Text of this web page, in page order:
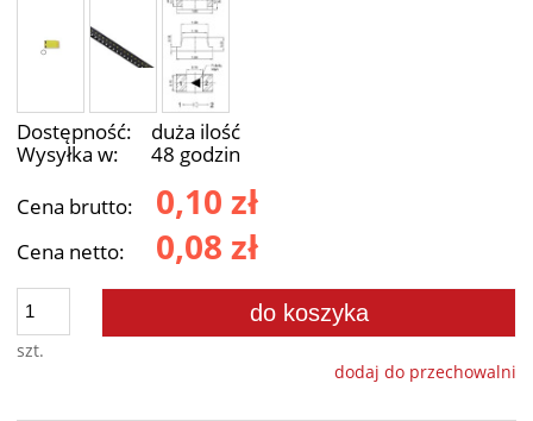
Dostępność:
duża ilość
Wysyłka w:
48 godzin
Cena brutto:
0,10 zł
Cena netto: 0,08 zł
szt.
do koszyka
dodaj do przechowalni